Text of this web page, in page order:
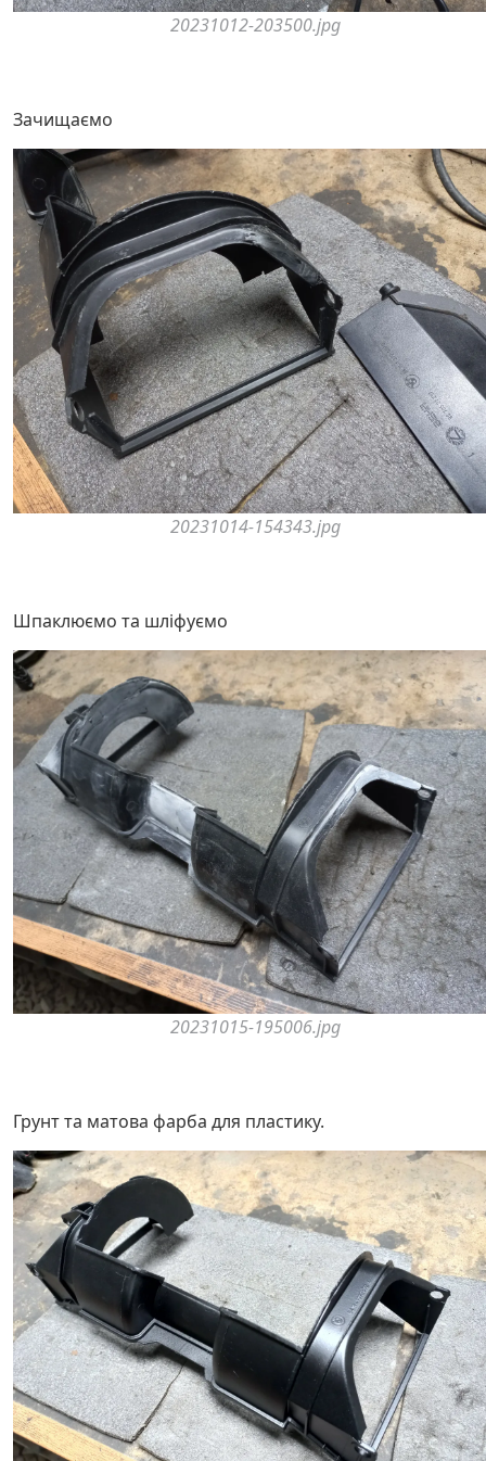
20231012-203500.jpg
Зачищаємо
20231014-154343.jpg
Шпаклюємо та шліфуємо
20231015-195006.jpg
Грунт та матова фарба для пластику.